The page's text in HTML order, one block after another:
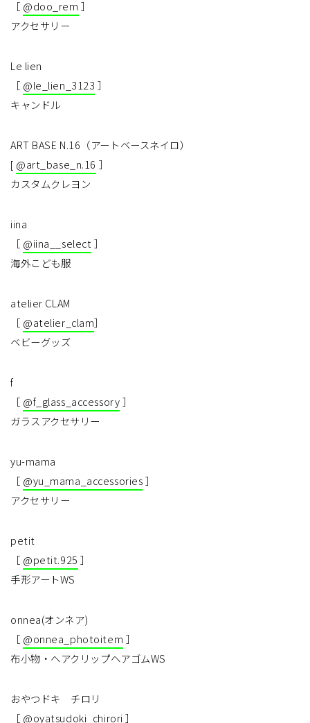
［ @doo_rem ］
アクセサリー
Le lien
［ @le_lien_3123 ］
キャンドル
ART BASE N.16（アートベースネイロ）
[ @art_base_n.16 ］
カスタムクレヨン
iina
［ @iina__select］
海外こども服
atelier CLAM
［ @atelier_clam］
ベビーグッズ
f
［ @f_glass_accessory］
ガラスアクセサリー
yu-mama
［ @yu_mama_accessories］
アクセサリー
petit
［ @petit.925 ］
手形アートWS
onnea(オンネア)
［ @onnea_photoitem ］
布小物・ヘアクリップヘアゴムWS
おやつドキ チロリ
［ @oyatsudoki_chirori ］